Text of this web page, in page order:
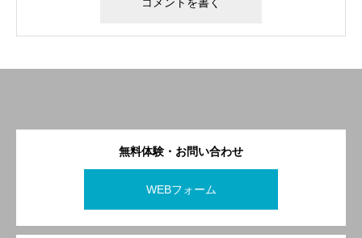
無料体験・お問い合わせ
WEBフォーム